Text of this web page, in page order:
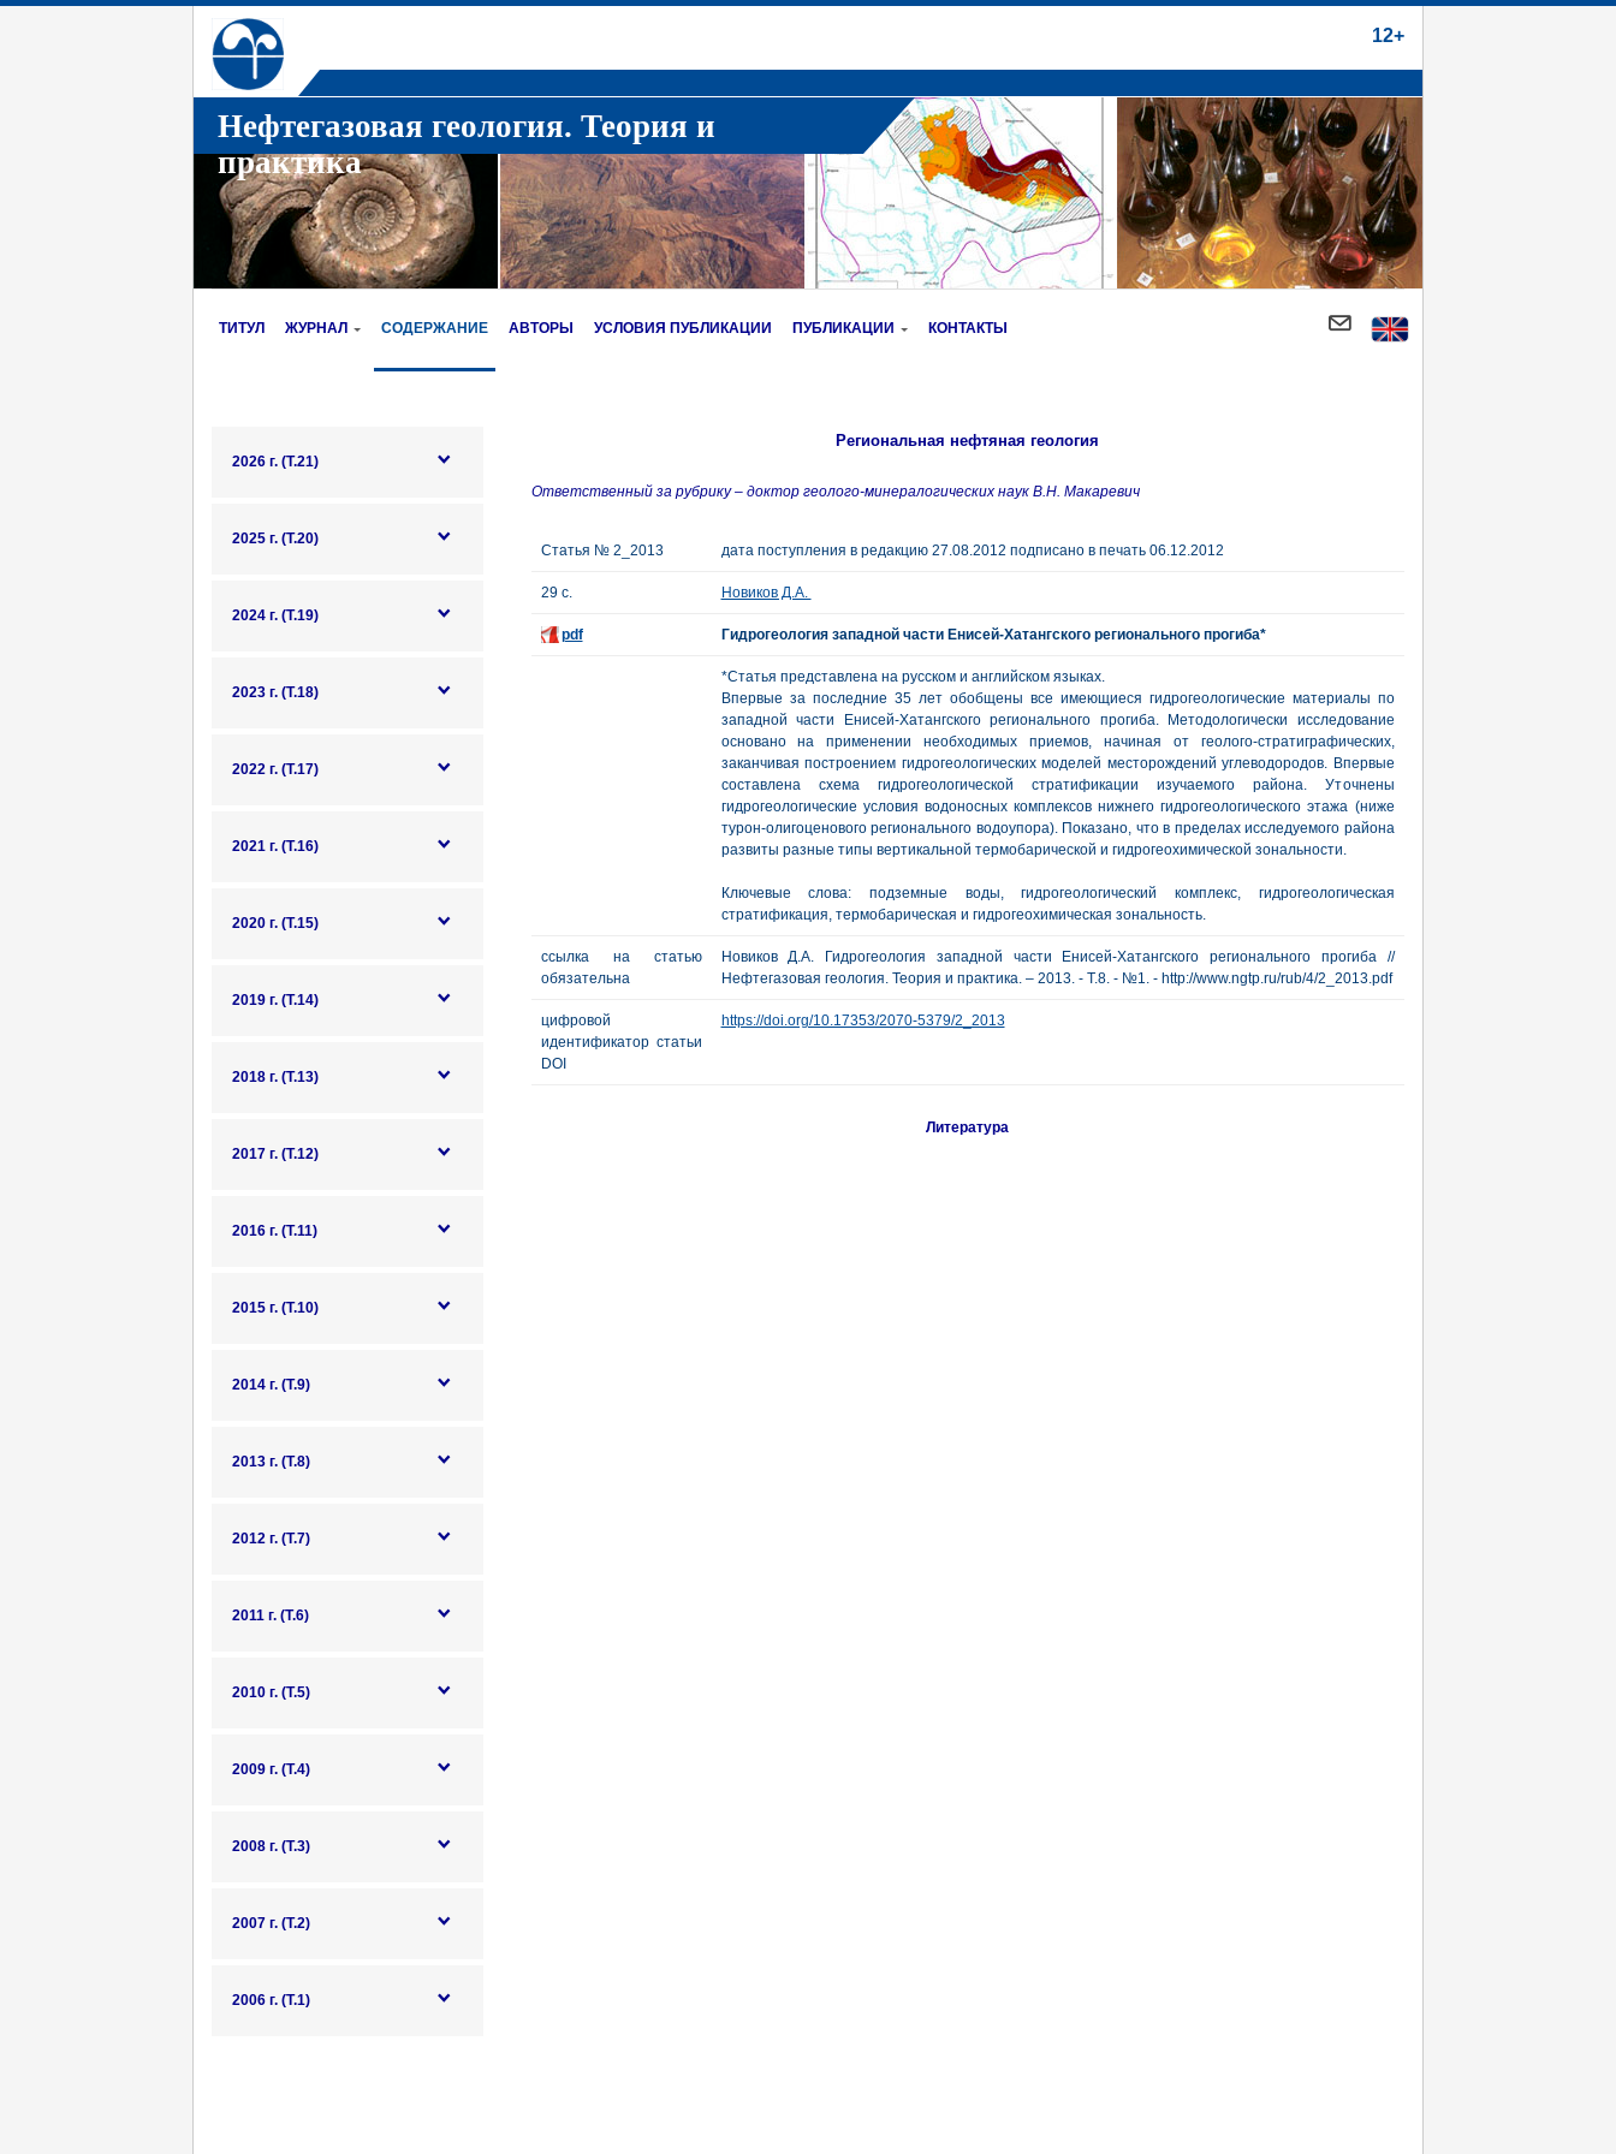
12+
Нефтегазовая геология. Теория и
практика
ТИТУЛ ЖУРНАЛ СОДЕРЖАНИЕ АВТОРЫ УСЛОВИЯ ПУБЛИКАЦИИ ПУБЛИКАЦИИ КОНТАКТЫ
2026 г. (Т.21)
2025 г. (Т.20)
2024 г. (Т.19)
2023 г. (Т.18)
2022 г. (Т.17)
2021 г. (Т.16)
2020 г. (Т.15)
2019 г. (Т.14)
2018 г. (Т.13)
2017 г. (Т.12)
2016 г. (Т.11)
2015 г. (Т.10)
2014 г. (Т.9)
2013 г. (Т.8)
2012 г. (Т.7)
2011 г. (Т.6)
2010 г. (Т.5)
2009 г. (Т.4)
2008 г. (Т.3)
2007 г. (Т.2)
2006 г. (Т.1)
Региональная нефтяная геология
Ответственный за рубрику – доктор геолого-минералогических наук В.Н. Макаревич
Статья № 2_2013 дата поступления в редакцию 27.08.2012 подписано в печать 06.12.2012
29 с. Новиков Д.А.
pdf Гидрогеология западной части Енисей-Хатангского регионального прогиба*
*Статья представлена на русском и английском языках.
Впервые за последние 35 лет обобщены все имеющиеся гидрогеологические материалы по
западной части Енисей-Хатангского регионального прогиба. Методологически исследование
основано на применении необходимых приемов, начиная от геолого-стратиграфических,
заканчивая построением гидрогеологических моделей месторождений углеводородов. Впервые
составлена схема гидрогеологической стратификации изучаемого района. Уточнены
гидрогеологические условия водоносных комплексов нижнего гидрогеологического этажа (ниже
турон-олигоценового регионального водоупора). Показано, что в пределах исследуемого района
развиты разные типы вертикальной термобарической и гидрогеохимической зональности.
Ключевые слова: подземные воды, гидрогеологический комплекс, гидрогеологическая
стратификация, термобарическая и гидрогеохимическая зональность.
ссылка на статью
обязательна
Новиков Д.А. Гидрогеология западной части Енисей-Хатангского регионального прогиба //
Нефтегазовая геология. Теория и практика. – 2013. - Т.8. - №1. - http://www.ngtp.ru/rub/4/2_2013.pdf
цифровой
идентификатор статьи
DOI
https://doi.org/10.17353/2070-5379/2_2013
Литература